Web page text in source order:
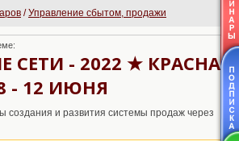
/Управление сбытом, продажи
СЕТИ - 2022 ★ КРАСНАЯ
- 12 ИЮНЯ
создания и развития системы продаж через